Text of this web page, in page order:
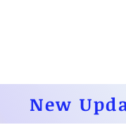
New